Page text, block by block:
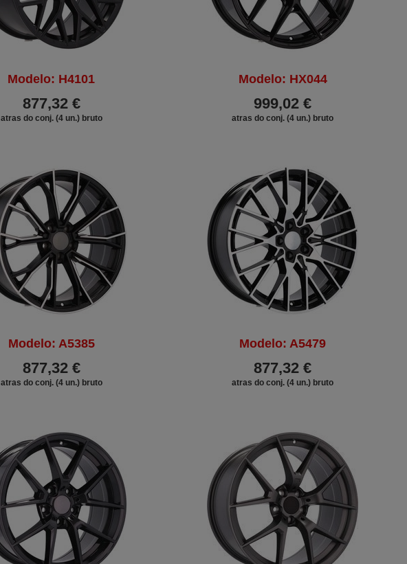
Modelo: H4101
877,32 €
atras do conj. (4 un.) bruto
Modelo: HX044
999,02 €
atras do conj. (4 un.) bruto
Modelo: A5385
877,32 €
atras do conj. (4 un.) bruto
Modelo: A5479
877,32 €
atras do conj. (4 un.) bruto